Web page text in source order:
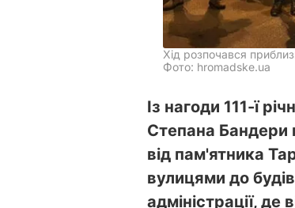
Хід розпочався
Фото: hromadske.ua
Із нагоди 111-ї
Степана Бандери
від пам'ятника
вулицями до
адміністрації, де